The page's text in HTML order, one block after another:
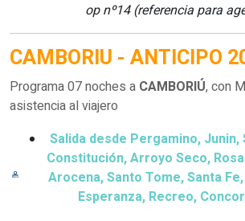
op nº14 (referencia para
CAMBORIU - ANTICIPO
Programa 07 noches a CAMBORIÚ, con
asistencia al viajero
Salida desde Pergamino, Junin,
Constitución, Arroyo Seco,
Arocena, Santo Tome, Santa
Esperanza, Recreo,